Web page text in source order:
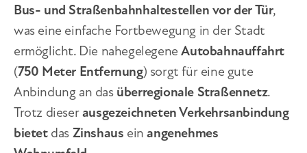
Bus- und Straßenbahnhaltestellen vor der Tür,
was eine einfache Fortbewegung in der Stadt
ermöglicht. Die nahegelegeneAutobahnauffahrt
(750 Meter Entfernung) sorgt für eine gute
Anbindung an das überregionale Straßennetz.
Trotz dieserausgezeichneten Verkehrsanbindung
bietet das Zinshaus einangenehmes